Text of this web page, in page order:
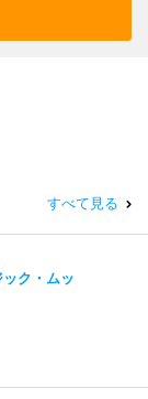
すべて見る
ク・ムッ